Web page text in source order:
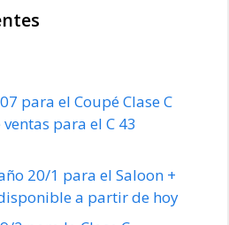
para el Coupé Clase C
para el C 43
20/1 para el Saloon +
a partir de hoy